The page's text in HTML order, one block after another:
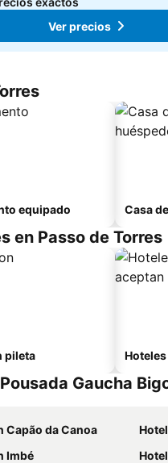
Ver precios
equipado Casa
en Passo de Torres
pileta
Gaucha
Capão da Canoa
Imbé